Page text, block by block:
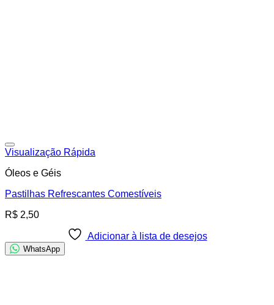
Visualização Rápida
Óleos e Géis
Pastilhas Refrescantes Comestíveis
R$ 2,50
Adicionar à lista de desejos
WhatsApp